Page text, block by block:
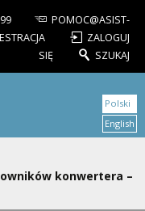
POMOC@ASIST-
ZALOGUJ
SIĘ
SZUKAJ
konwertera –
Polski
English